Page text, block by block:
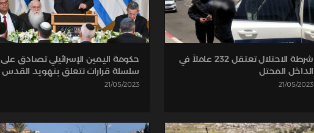
شرطة الاحتلال تعتقل 232 عاملاً في
الداخل المحتل
21/05/2023
حكومة اليمين الإسرائيلي تصادق على
سلسلة قرارات تتعلق بتهويد القدس
21/05/2023